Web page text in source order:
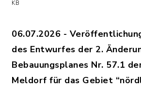
KB
06.07.2026 -
des Entwurfes der 2.
Bebauungsplanes Nr. 57.1
Meldorf für das Gebiet